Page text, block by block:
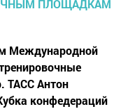
Международной
ТАСС Антон
конфедераций